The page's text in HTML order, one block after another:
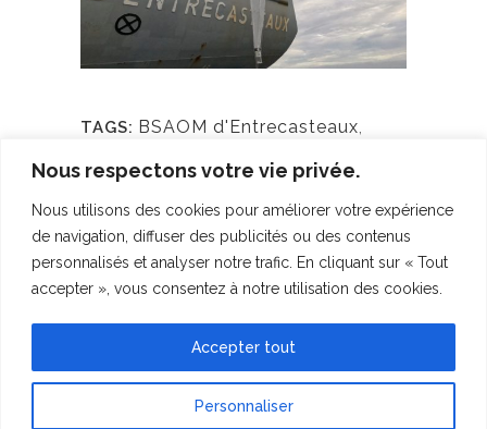
Nous respectons votre vie privée.
Nous utilisons des cookies pour améliorer votre expérience
de navigation, diffuser des publicités ou des contenus
personnalisés et analyser notre trafic. En cliquant sur « Tout
accepter », vous consentez à notre utilisation des cookies.
Personnaliser
Accepter tout
TAGS: BSAOM d'Entrecasteaux,
nationale,Mathilde, Nouvelle-
Calédonie,Plankton Planet,
Sorbonne Université
Sorry, the comment form is closed at
this time.